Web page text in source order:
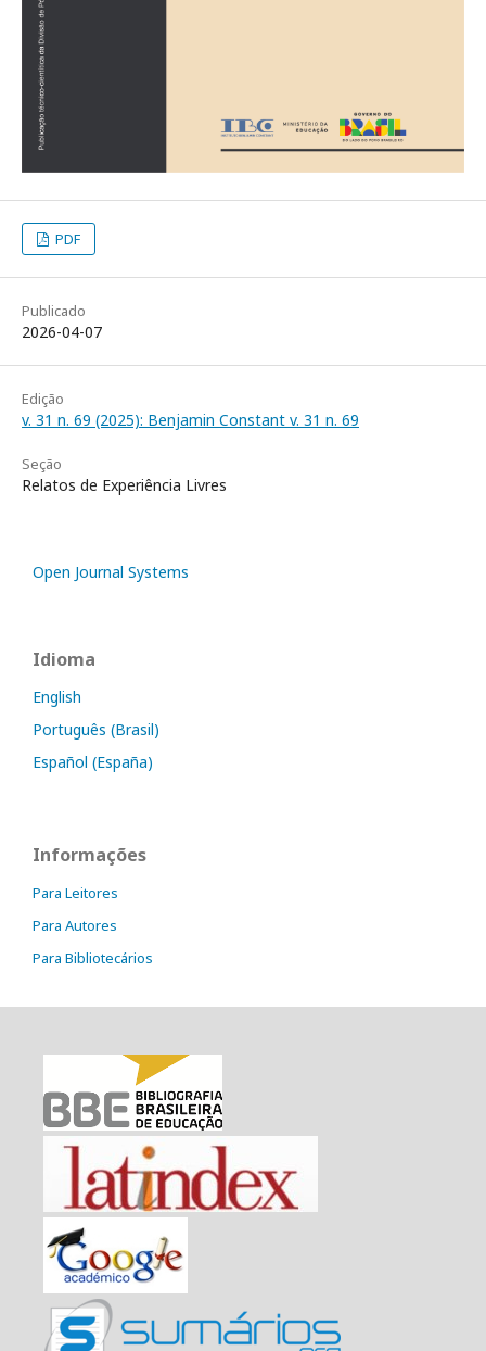
PDF
Publicado
2026-04-07
Edição
v. 31 n. 69 (2025): Benjamin Constant v. 31 n. 69
Seção
Relatos de Experiência Livres
Open Journal Systems
Idioma
English
Português (Brasil)
Español (España)
Informações
Para Leitores
Para Autores
Para Bibliotecários